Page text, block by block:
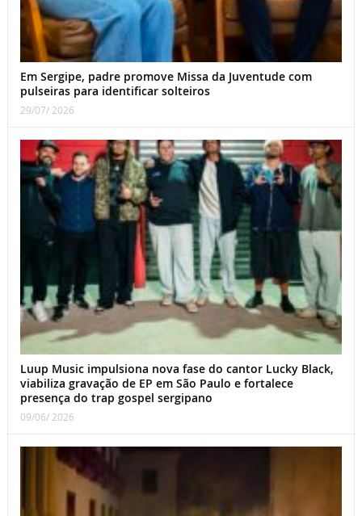
Em Sergipe, padre promove Missa da Juventude com
pulseiras para identificar solteiros
29/07/ 2026
Luup Music impulsiona nova fase do cantor Lucky Black,
viabiliza gravação de EP em São Paulo e fortalece
presença do trap gospel sergipano
09/06/ 2026